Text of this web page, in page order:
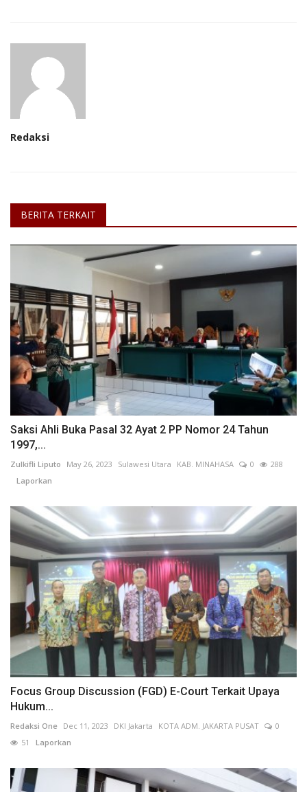
Redaksi
BERITA TERKAIT
Saksi Ahli Buka Pasal 32 Ayat 2 PP Nomor 24 Tahun
1997,...
Zulkifli Liputo May 26, 2023 Sulawesi Utara KAB. MINAHASA 0
288
Laporkan
Focus Group Discussion (FGD) E-Court Terkait Upaya
Hukum...
Redaksi One Dec 11, 2023 DKI Jakarta KOTA ADM. JAKARTA PUSAT
0
51
Laporkan